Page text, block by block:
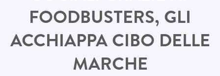
FOODBUSTERS, GLI
ACCHIAPPA CIBO DELLE
MARCHE